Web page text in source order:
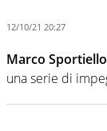
12/10/21 20:27
Marco Sportiello
una serie di